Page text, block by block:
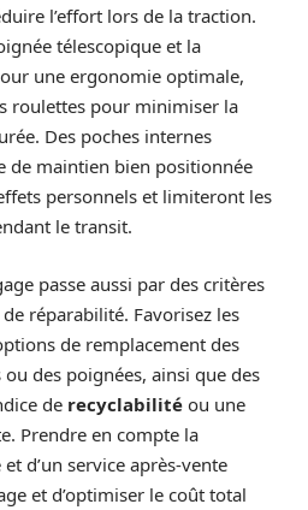
l’effort lors de la traction.
télescopique et la
une ergonomie optimale,
roulettes pour minimiser la
Des poches internes
de maintien bien positionnée
personnels et limiteront les
le transit.
passe aussi par des critères
réparabilité. Favorisez les
de remplacement des
des poignées, ainsi que des
de recyclabilité ou une
Prendre en compte la
d’un service après-vente
et d’optimiser le coût total